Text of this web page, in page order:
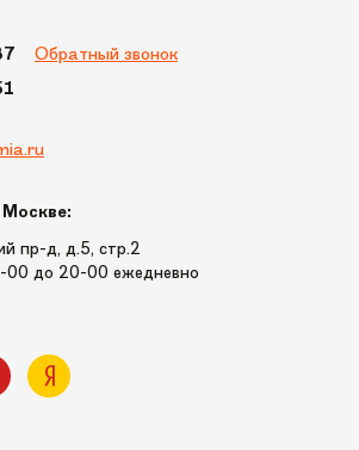
119х68 см
Нет
8 шт,металл хромированный,
Обратный звонок
пр-д, д.5, стр.2
00 до 20-00 ежедневно